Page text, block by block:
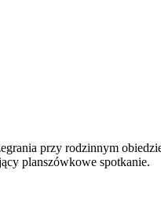
przy rodzinnym
planszówkowe spotkanie.